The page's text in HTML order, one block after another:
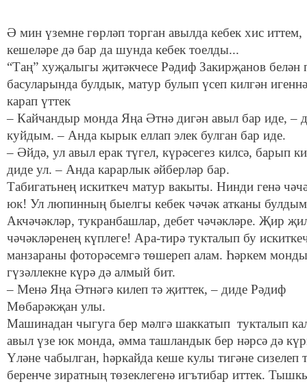
Ә мин үземне гөрләп торган авылда кебек хис иттем,
кешеләре дә бар да шунда кебек тоелды...
“Таң” хуҗалыгы җитәкчесе Рәдиф Закирҗанов белән
басуларында булдык, матур булып үсеп килгән
карап үттек
– Кайчандыр монда Яңа Әтнә дигән авыл бар иде, –
куйдым. – Анда кырык еллап элек булган бар иде.
– Әйдә, ул авыл ерак түгел, күрәсегез килсә, барып
диде ул. – Анда карарлык әйберләр бар.
Табигатьнең искиткеч матур вакыты. Нинди генә
юк! Ул люпинның быелгы кебек чәчәк атканы
Акчәчәкләр, тукранбашлар, дебет чәчәкләре. Җир
чәчәкләренең күплеге! Ара-тирә тукталып бу
манзараны фоторәсемгә төшереп алам. Һәркем
гүзәллекне күрә дә алмый бит.
– Менә Яңа Әтнәгә килеп тә җиттек, – диде Рәдиф
Мөбарәкҗан улы.
Машинадан чыгуга бер мәлгә шаккатып тукталып
авыл үзе юк монда, әмма ташландык бер нәрсә дә
Үләне чабылган, һәркайда кеше кулы тигәне сизелеп
беренче зиратның төзеклегенә игътибар иттек.